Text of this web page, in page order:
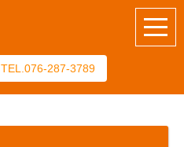
TEL.076-287-3789